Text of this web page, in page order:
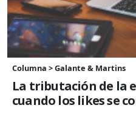
Columna > Galante & Martins
La tributación de la
cuando los likes se